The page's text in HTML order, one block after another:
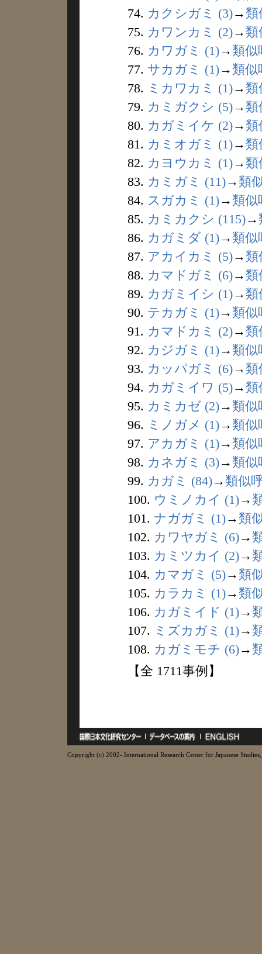
74. カクシガミ (3)→ 類
75. カワンカミ (2)→ 類
76. カワガミ (1)→ 類似
77. サカガミ (1)→ 類似
78. ミカワカミ (1)→ 類
79. カミガクシ (5)→ 類
80. カガミイケ (2)→ 類
81. カミオガミ (1)→ 類
82. カヨウカミ (1)→ 類
83. カミガミ (11)→ 類
84. スガカミ (1)→ 類似
85. カミカクシ (115)→
86. カガミダ (1)→ 類似
87. アカイカミ (5)→ 類
88. カマドガミ (6)→ 類
89. カガミイシ (1)→ 類
90. テカガミ (1)→ 類似
91. カマドカミ (2)→ 類
92. カジガミ (1)→ 類似
93. カッパガミ (6)→ 類
94. カガミイワ (5)→ 類
95. カミカゼ (2)→ 類似
96. ミノガメ (1)→ 類似
97. アカガミ (1)→ 類似
98. カネガミ (3)→ 類似
99. カガミ (84)→ 類似
100. ウミノカイ (1)→
101. ナガガミ (1)→ 類
102. カワヤガミ (6)→
103. カミツカイ (2)→
104. カマガミ (5)→ 類
105. カラカミ (1)→ 類
106. カガミイド (1)→
107. ミズカガミ (1)→
108. カガミモチ (6)→
【全 1711事例】
Copyright (c) 2002- International Research Center for Japanese